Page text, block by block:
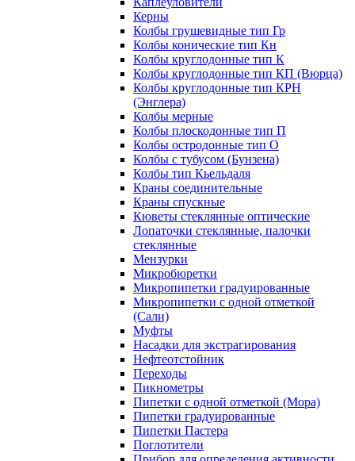
Керны
Колбы грушевидные тип Гр
Колбы конические тип Кн
Колбы круглодонные тип К
Колбы круглодонные тип КП (Вюрца)
Колбы круглодонные тип КРН
(Энглера)
Колбы мерные
Колбы плоскодонные тип П
Колбы остродонные тип О
Колбы с тубусом (Бунзена)
Колбы тип Кьельдаля
Краны соединительные
Краны спускные
Кюветы стеклянные оптические
Лопаточки стеклянные, палочки
стеклянные
Мензурки
Микробюретки
Микропипетки градуированные
Микропипетки с одной отметкой
(Сали)
Муфты
Насадки для экстрагирования
Нефтеотстойник
Переходы
Пикнометры
Пипетки с одной отметкой (Мора)
Пипетки градуированные
Пипетки Пастера
Поглотители